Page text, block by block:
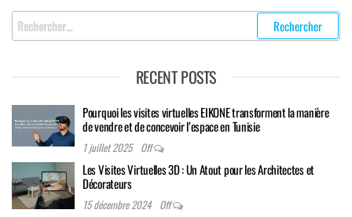
Rechercher
:
RECENT POSTS
Pourquoi les visites virtuelles EIKONE transforment la manière
de vendre et de concevoir l’espace en Tunisie
1 juillet 2025 Off
Les Visites Virtuelles 3D : Un Atout pour les Architectes et
Décorateurs
15 décembre 2024 Off